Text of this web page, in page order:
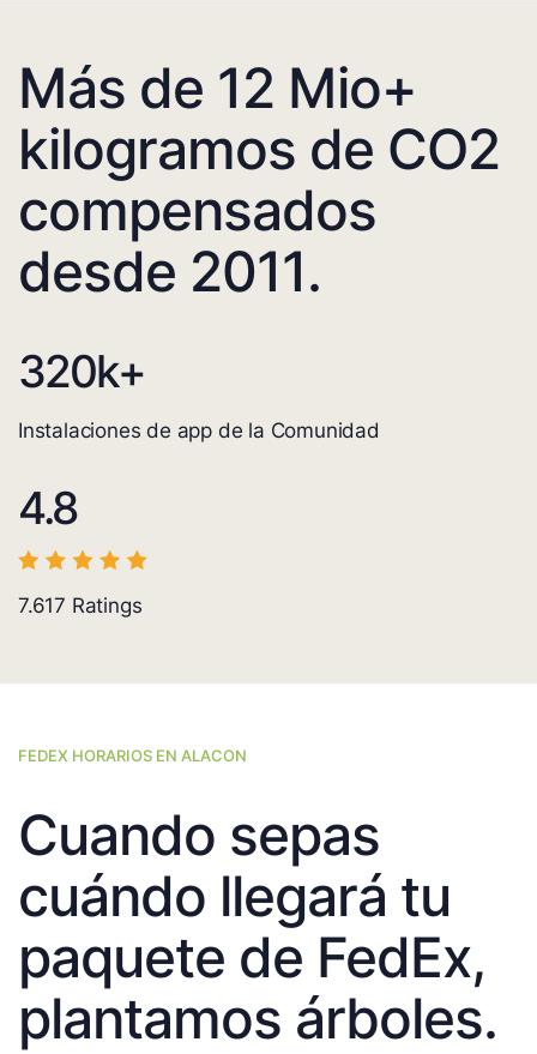
Más de 12 Mio+
kilogramos de CO2
compensados
desde 2011.
320k+
Instalaciones de app de la Comunidad
4.8
7.617 Ratings
FEDEX HORARIOS EN ALACON
Cuando sepas
cuándo llegará tu
paquete de FedEx,
plantamos árboles.